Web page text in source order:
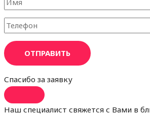
ОТПРАВИТЬ
Спасибо за заявку
Наш специалист свяжется с Вами в